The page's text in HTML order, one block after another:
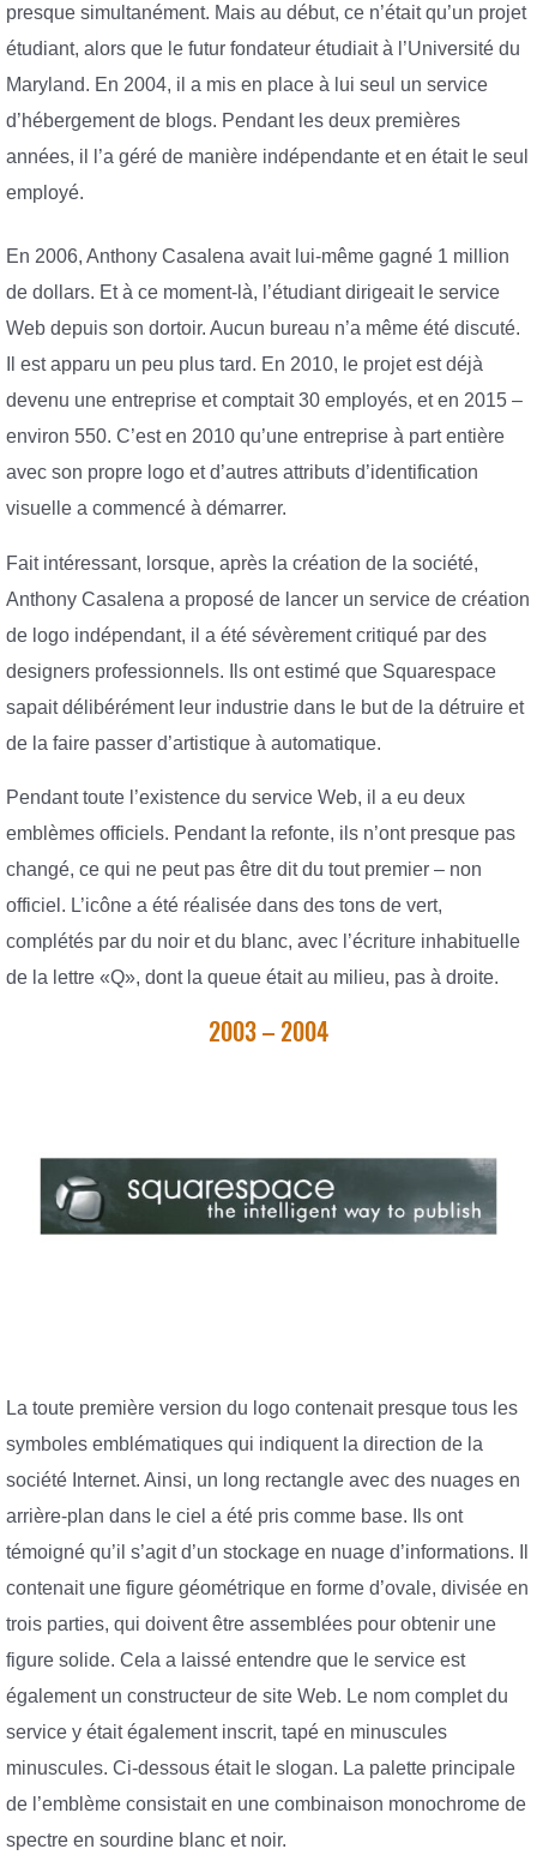
presque simultanément. Mais au début, ce n’était qu’un projet
étudiant, alors que le futur fondateur étudiait à l’Université du
Maryland. En 2004, il a mis en place à lui seul un service
d’hébergement de blogs. Pendant les deux premières
années, il l’a géré de manière indépendante et en était le seul
employé.
En 2006, Anthony Casalena avait lui-même gagné 1 million
de dollars. Et à ce moment-là, l’étudiant dirigeait le service
Web depuis son dortoir. Aucun bureau n’a même été discuté.
Il est apparu un peu plus tard. En 2010, le projet est déjà
devenu une entreprise et comptait 30 employés, et en 2015 –
environ 550. C’est en 2010 qu’une entreprise à part entière
avec son propre logo et d’autres attributs d’identification
visuelle a commencé à démarrer.
Fait intéressant, lorsque, après la création de la société,
Anthony Casalena a proposé de lancer un service de création
de logo indépendant, il a été sévèrement critiqué par des
designers professionnels. Ils ont estimé que Squarespace
sapait délibérément leur industrie dans le but de la détruire et
de la faire passer d’artistique à automatique.
Pendant toute l’existence du service Web, il a eu deux
emblèmes officiels. Pendant la refonte, ils n’ont presque pas
changé, ce qui ne peut pas être dit du tout premier – non
officiel. L’icône a été réalisée dans des tons de vert,
complétés par du noir et du blanc, avec l’écriture inhabituelle
de la lettre «Q», dont la queue était au milieu, pas à droite.
2003 – 2004
La toute première version du logo contenait presque tous les
symboles emblématiques qui indiquent la direction de la
société Internet. Ainsi, un long rectangle avec des nuages ​​en
arrière-plan dans le ciel a été pris comme base. Ils ont
témoigné qu’il s’agit d’un stockage en nuage d’informations. Il
contenait une figure géométrique en forme d’ovale, divisée en
trois parties, qui doivent être assemblées pour obtenir une
figure solide. Cela a laissé entendre que le service est
également un constructeur de site Web. Le nom complet du
service y était également inscrit, tapé en minuscules
minuscules. Ci-dessous était le slogan. La palette principale
de l’emblème consistait en une combinaison monochrome de
spectre en sourdine blanc et noir.